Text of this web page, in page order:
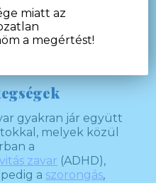
felsorolt terület
súlyosabb
nem igazolható a
gyakran jár együtt
melyek közül
a
zavar (ADHD),
a szorongás,
miatt az
a megértést!